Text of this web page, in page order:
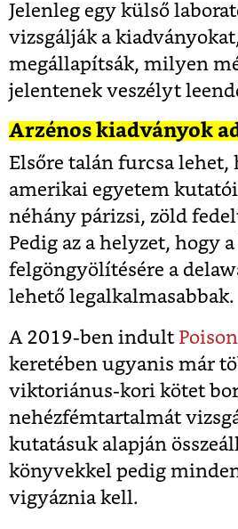
Jelenleg egy külső
vizsgálják a
megállapítsák, milyen
jelentenek veszélyt
Arzénos kiadványok
Elsőre talán furcsa lehet,
amerikai egyetem
néhány párizsi, zöld
Pedig az a helyzet, hogy
felgöngyölítésére a
lehető legalkalmasabbak.
A 2019-ben indult
keretében ugyanis már
viktoriánus-kori kötet
nehézfémtartalmát
kutatásuk alapján
könyvekkel pedig
vigyáznia kell.